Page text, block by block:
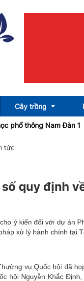
Cây trồng
OCOP
Nam Đàn 1 Sửa 4 luật
tức
quy định
ý kiến đối với dự án
xử lý hành chính tại
vụ Quốc hội đã
hội Nguyễn Khắc